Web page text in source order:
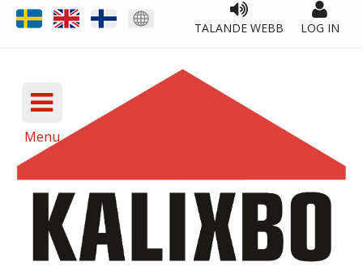
TALANDE WEBB LOG IN
Menu